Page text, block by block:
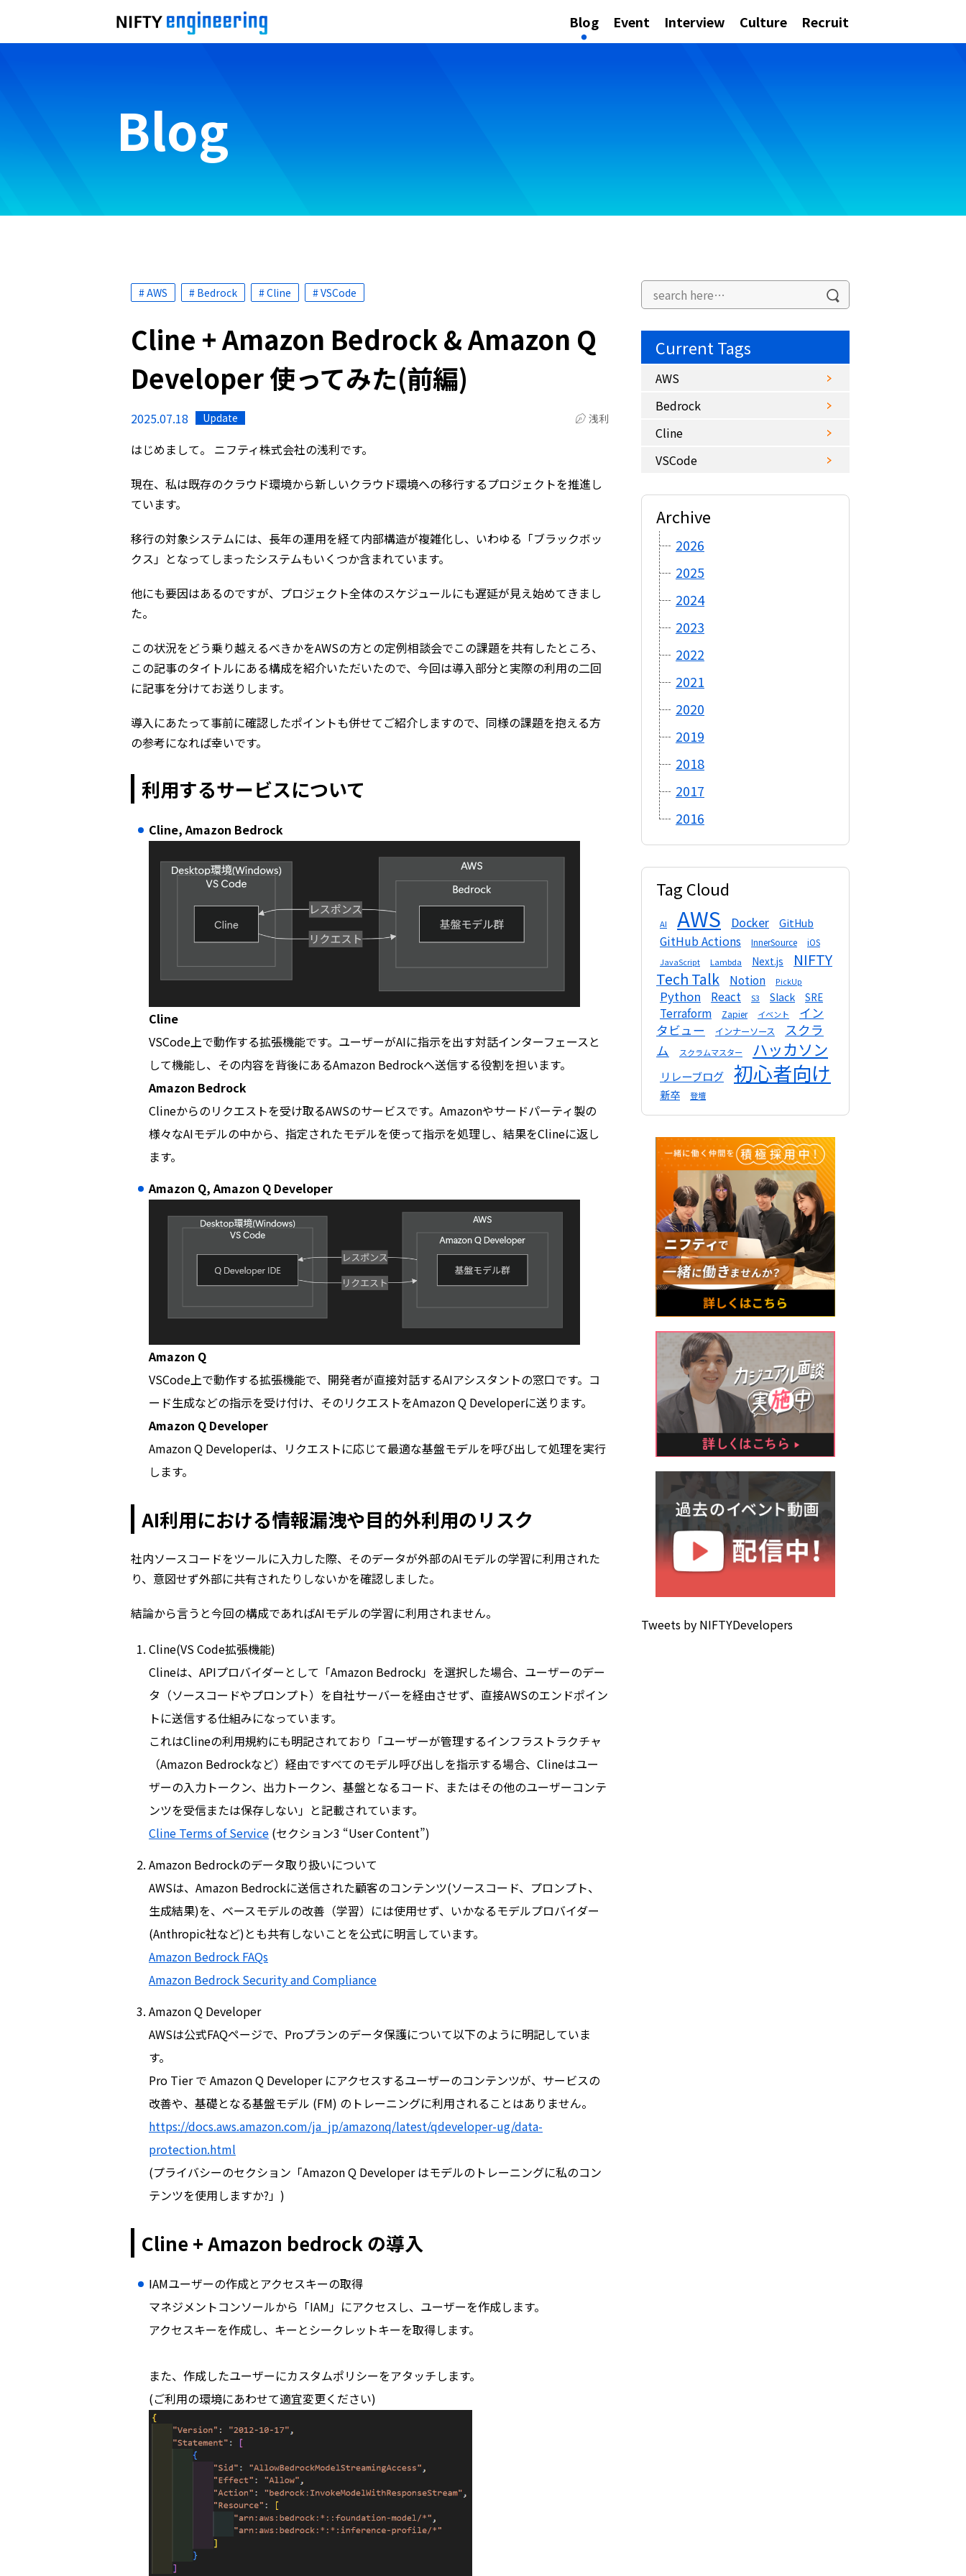
Blog Event Interview Culture Recruit
Blog
# AWS # Bedrock # Cline # VSCode
Cline + Amazon Bedrock & Amazon Q
Developer 使ってみた(前編)
2025.07.18 Update 浅利
はじめまして。 ニフティ株式会社の浅利です。
現在、私は既存のクラウド環境から新しいクラウド環境への移行するプロジェクトを推進し
ています。
移行の対象システムには、長年の運用を経て内部構造が複雑化し、いわゆる「ブラックボッ
クス」となってしまったシステムもいくつか含まれています。
他にも要因はあるのですが、プロジェクト全体のスケジュールにも遅延が見え始めてきまし
た。
この状況をどう乗り越えるべきかをAWSの方との定例相談会でこの課題を共有したところ、
この記事のタイトルにある構成を紹介いただいたので、今回は導入部分と実際の利用の二回
に記事を分けてお送りします。
導入にあたって事前に確認したポイントも併せてご紹介しますので、同様の課題を抱える方
の参考になれば幸いです。
利用するサービスについて
Cline, Amazon Bedrock
Cline
VSCode上で動作する拡張機能です。ユーザーがAIに指示を出す対話インターフェースと
して機能し、その内容を背後にあるAmazon Bedrockへ送信する役割を担います。
Amazon Bedrock
Clineからのリクエストを受け取るAWSのサービスです。Amazonやサードパーティ製の
様々なAIモデルの中から、指定されたモデルを使って指示を処理し、結果をClineに返し
ます。
Amazon Q, Amazon Q Developer
Amazon Q
VSCode上で動作する拡張機能で、開発者が直接対話するAIアシスタントの窓口です。コ
ード生成などの指示を受け付け、そのリクエストをAmazon Q Developerに送ります。
Amazon Q Developer
Amazon Q Developerは、リクエストに応じて最適な基盤モデルを呼び出して処理を実行
します。
AI利用における情報漏洩や目的外利用のリスク
社内ソースコードをツールに入力した際、そのデータが外部のAIモデルの学習に利用された
り、意図せず外部に共有されたりしないかを確認しました。
結論から言うと今回の構成であればAIモデルの学習に利用されません。
Cline(VS Code拡張機能)
Clineは、APIプロバイダーとして「Amazon Bedrock」を選択した場合、ユーザーのデー
タ（ソースコードやプロンプト）を自社サーバーを経由させず、直接AWSのエンドポイン
トに送信する仕組みになっています。
これはClineの利用規約にも明記されており「ユーザーが管理するインフラストラクチャ
（Amazon Bedrockなど）経由ですべてのモデル呼び出しを指示する場合、Clineはユー
ザーの入力トークン、出力トークン、基盤となるコード、またはその他のユーザーコンテ
ンツを受信または保存しない」と記載されています。
Cline Terms of Service (セクション3 “User Content”)
Amazon Bedrockのデータ取り扱いについて
AWSは、Amazon Bedrockに送信された顧客のコンテンツ(ソースコード、プロンプト、
生成結果)を、ベースモデルの改善（学習）には使用せず、いかなるモデルプロバイダー
(Anthropic社など)とも共有しないことを公式に明言しています。
Amazon Bedrock FAQs
Amazon Bedrock Security and Compliance
Amazon Q Developer
AWSは公式FAQページで、Proプランのデータ保護について以下のように明記していま
す。
Pro Tier で Amazon Q Developer にアクセスするユーザーのコンテンツが、サービスの
改善や、基礎となる基盤モデル (FM) のトレーニングに利用されることはありません。
https://docs.aws.amazon.com/ja_jp/amazonq/latest/qdeveloper-ug/data-
protection.html
(プライバシーのセクション「Amazon Q Developer はモデルのトレーニングに私のコン
テンツを使用しますか?」)
Cline + Amazon bedrock の導入
IAMユーザーの作成とアクセスキーの取得
マネジメントコンソールから「IAM」にアクセスし、ユーザーを作成します。
アクセスキーを作成し、キーとシークレットキーを取得します。
また、作成したユーザーにカスタムポリシーをアタッチします。
(ご利用の環境にあわせて適宜変更ください)
Current Tags
AWS
Bedrock
Cline
VSCode
Archive
2026
2025
2024
2023
2022
2021
2020
2019
2018
2017
2016
Tag Cloud
AI AWS Docker GitHub
GitHub Actions InnerSource iOS
JavaScript Lambda Next.js
NIFTY
Tech Talk
Notion PickUp
Python React S3 Slack SRE
Terraform Zapier イベント
イン
タビュー
インナーソース
スクラ
ム
スクラムマスター ハッカソン
リレーブログ 初心者向け
新卒 登壇
Tweets by NIFTYDevelopers